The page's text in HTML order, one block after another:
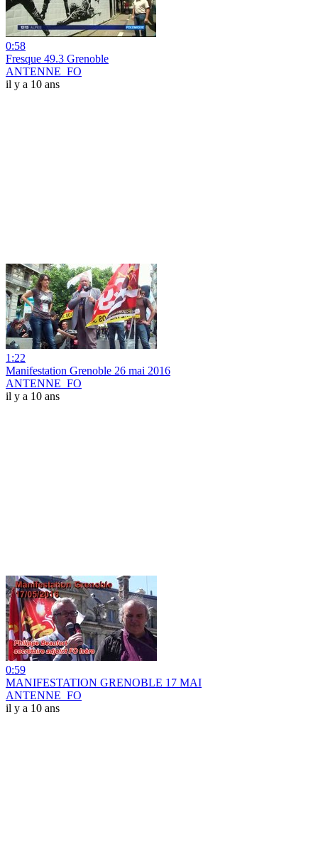
0:58
Fresque 49.3 Grenoble
ANTENNE_FO
il y a 10 ans
1:22
Manifestation Grenoble 26 mai 2016
ANTENNE_FO
il y a 10 ans
0:59
MANIFESTATION GRENOBLE 17 MAI
ANTENNE_FO
il y a 10 ans